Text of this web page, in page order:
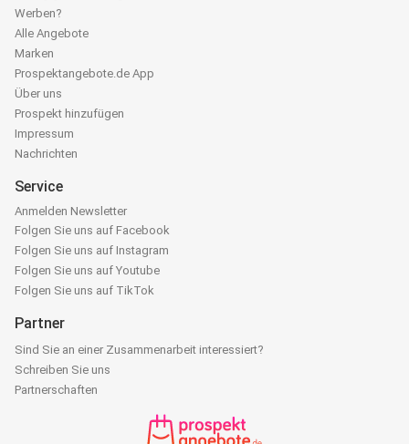
Werben?
Alle Angebote
Marken
Prospektangebote.de App
Über uns
Prospekt hinzufügen
Impressum
Nachrichten
Service
Anmelden Newsletter
Folgen Sie uns auf Facebook
Folgen Sie uns auf Instagram
Folgen Sie uns auf Youtube
Folgen Sie uns auf TikTok
Partner
Sind Sie an einer Zusammenarbeit interessiert?
Schreiben Sie uns
Partnerschaften